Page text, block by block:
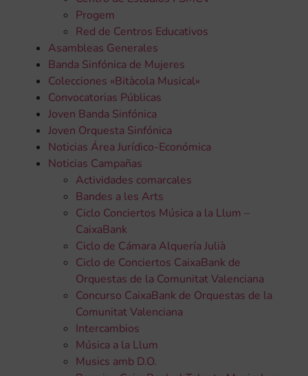
Progem
Red de Centros Educativos
Asambleas Generales
Banda Sinfónica de Mujeres
Colecciones «Bitàcola Musical»
Convocatorias Públicas
Joven Banda Sinfónica
Joven Orquesta Sinfónica
Noticias Área Jurídico-Económica
Noticias Campañas
Actividades comarcales
Bandes a les Arts
Ciclo Conciertos Música a la Llum –
CaixaBank
Ciclo de Cámara Alquería Julià
Ciclo de Conciertos CaixaBank de
Orquestas de la Comunitat Valenciana
Concurso CaixaBank de Orquestas de la
Comunitat Valenciana
Intercambios
Música a la Llum
Musics amb D.O.